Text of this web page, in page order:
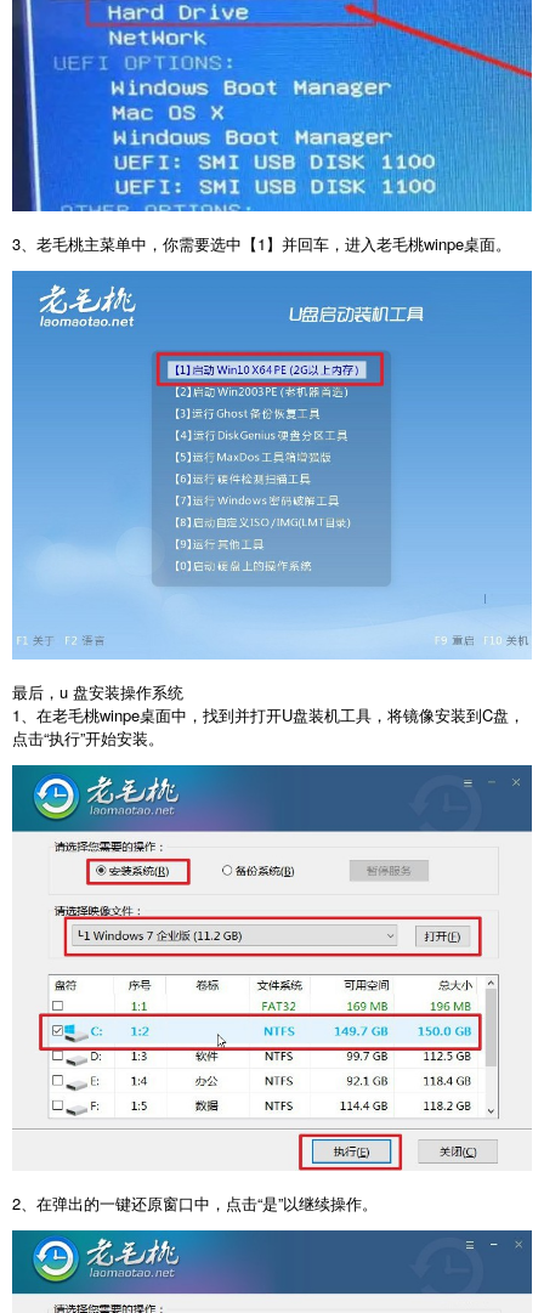
3、老毛桃主菜单中，你需要选中【1】并回车，进入老毛桃winpe桌面。
最后， u 盘安装操作系统
1、在老毛桃winpe桌面中，找到并打开U盘装机工具，将镜像安装到C盘，
点击“执行”开始安装。
2 、在弹出的一键还原窗口中，点击“是”以继续操作。